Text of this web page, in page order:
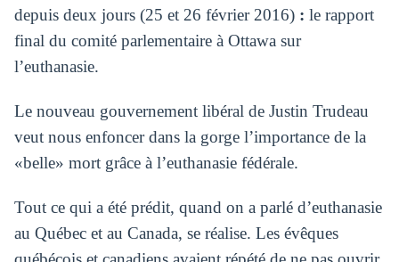
depuis deux jours (25 et 26 février 2016) : le rapport
final du comité parlementaire à Ottawa sur
l’euthanasie.
Le nouveau gouvernement libéral de Justin Trudeau
veut nous enfoncer dans la gorge l’importance de la
«belle» mort grâce à l’euthanasie fédérale.
Tout ce qui a été prédit, quand on a parlé d’euthanasie
au Québec et au Canada, se réalise. Les évêques